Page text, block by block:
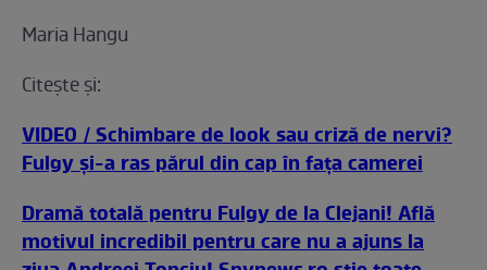
Maria Hangu
Citeşte şi:
VIDEO / Schimbare de look sau criză de nervi?
Fulgy şi-a ras părul din cap în faţa camerei
Dramă totală pentru Fulgy de la Clejani! Află
motivul incredibil pentru care nu a ajuns la